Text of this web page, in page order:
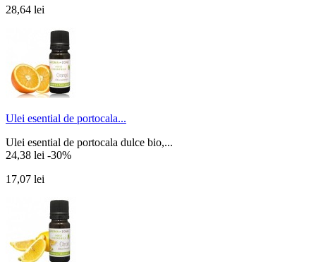
28,64 lei
Ulei esential de portocala...
Ulei esential de portocala dulce bio,...
24,38 lei -30%
17,07 lei